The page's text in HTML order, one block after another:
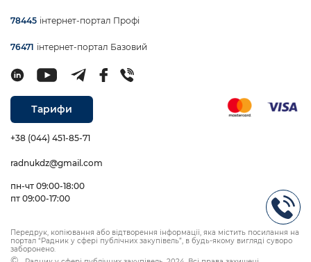
78445 інтернет-портал Профі
76471 інтернет-портал Базовий
Тарифи
+38 (044) 451-85-71
radnukdz@gmail.com
пн-чт 09:00-18:00
пт 09:00-17:00
Передрук, копіювання або відтворення інформації, яка містить посилання на
портал “Радник у сфері публічних закупівель”, в будь-якому вигляді суворо
заборонено.